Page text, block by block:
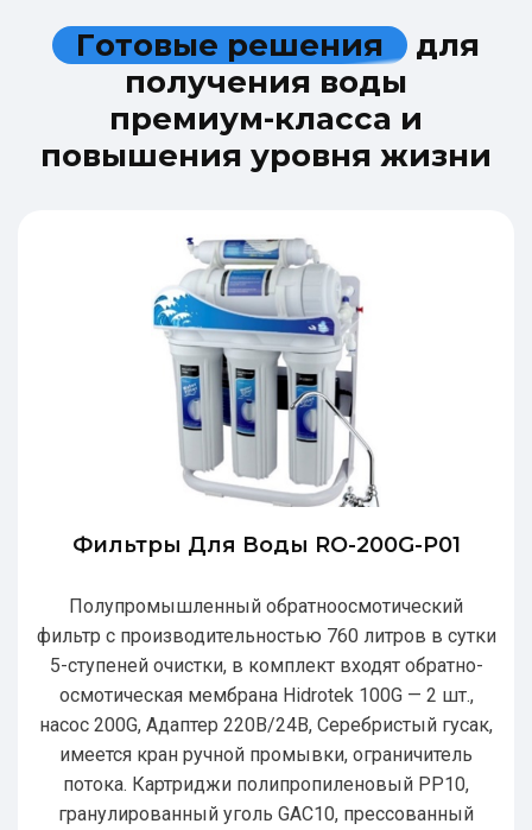
Готовые решения для
получения воды
премиум-класса и
повышения уровня жизни
Фильтры Для Воды RO-200G-P01
Полупромышленный обратноосмотический
фильтр с производительностью 760 литров в сутки
5-ступеней очистки, в комплект входят обратно-
осмотическая мембрана Hidrotek 100G — 2 шт.,
насос 200G, Адаптер 220В/24В, Серебристый гусак,
имеется кран ручной промывки, ограничитель
потока. Картриджи полипропиленовый РР10,
гранулированный уголь GAC10, прессованный